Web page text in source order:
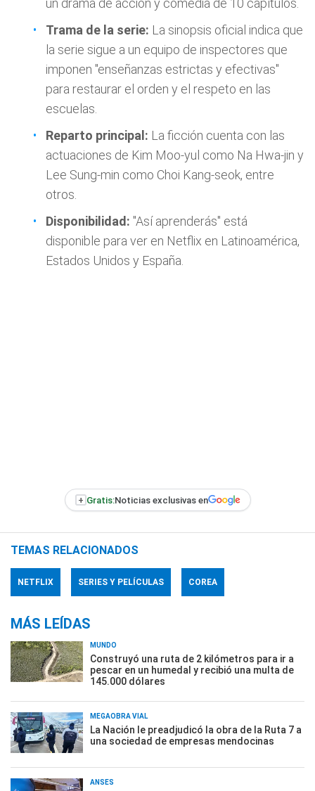
un drama de acción y comedia de 10 capítulos.
Trama de la serie: La sinopsis oficial indica que
la serie sigue a un equipo de inspectores que
imponen "enseñanzas estrictas y efectivas"
para restaurar el orden y el respeto en las
escuelas.
Reparto principal: La ficción cuenta con las
actuaciones de Kim Moo-yul como Na Hwa-jin y
Lee Sung-min como Choi Kang-seok, entre
otros.
Disponibilidad: "Así aprenderás" está
disponible para ver en Netflix en Latinoamérica,
Estados Unidos y España.
+ Gratis:Noticias exclusivas en
TEMAS RELACIONADOS
NETFLIX SERIES Y PELÍCULAS COREA
MÁS LEÍDAS
MUNDO
Construyó una ruta de 2 kilómetros para ir a
pescar en un humedal y recibió una multa de
145.000 dólares
MEGAOBRA VIAL
La Nación le preadjudicó la obra de la Ruta 7 a
una sociedad de empresas mendocinas
ANSES